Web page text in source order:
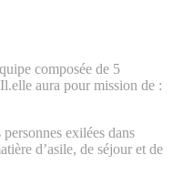
composée de 5
aura pour mission de :
exilées dans
d’asile, de séjour et de